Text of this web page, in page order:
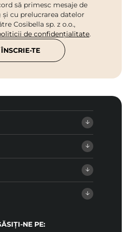
să primesc mesaje de
cu prelucrarea datelor
Cosibella sp. z o.o.,
de confidențialitate.
ÎNSCRIE-TE
NE PE: